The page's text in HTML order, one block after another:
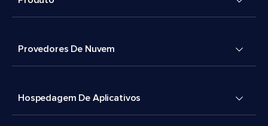
Provedores De Nuvem
Hospedagem De Aplicativos